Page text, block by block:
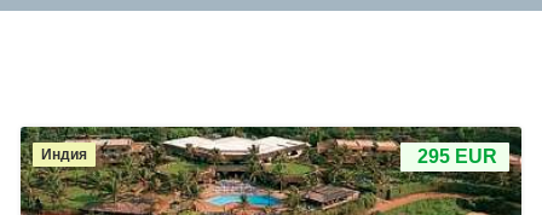
295 EUR
Индия